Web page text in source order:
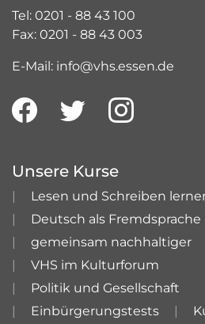
Tel: 0201 - 88 43 100
Fax: 0201 - 88 43 003
E-Mail: info@vhs.essen.de
Unsere Kurse
Lesen und Schreiben
Deutsch als Fremdsprache
gemeinsam nachhaltiger
VHS im Kulturforum
Politik und Gesellschaft
Einbürgerungstests